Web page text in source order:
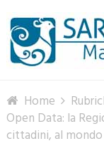
Home
Open Data: la
cittadini, al mondo